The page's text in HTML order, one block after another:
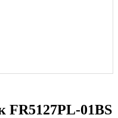
FR5127PL-01BS